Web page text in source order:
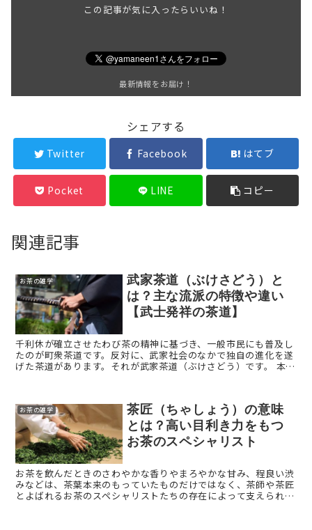
この記事が気に入ったらいいね！
最新情報をお届け！
シェアする
Twitter Facebook はてブ
Pocket LINE コピー
関連記事
お茶の雑学
武家茶道（ぶけさどう）と
は？主な流派の特徴や違い
【武士発祥の茶道】
千利休が確立させたわび茶の精神に基づき、一般市民にも普及し
たのが町衆茶道です。反対に、武家社会のなかで独自の進化を遂
げた茶道があります。それが武家茶道（ぶけさどう）です。 本記
お茶の雑学
茶匠（ちゃしょう）の意味
とは？高い目利き力をもつ
お茶のスペシャリスト
お茶を飲んだときのさわやかな香りやまろやかな甘み、程良い渋
みなどは、茶葉本来のもっていたものだけではなく、茶師や茶匠
とよばれるお茶のスペシャリストたちの存在によって支えられて